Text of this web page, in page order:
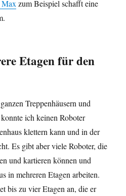
zum Beispiel schafft eine
Etagenfür den
Treppenhäusern und
ich keinen Roboter
klettern kann und in der
Es gibt aber viele Roboter, die
und kartieren können und
in mehreren Etagen arbeiten.
bis zu vier Etagen an, die er